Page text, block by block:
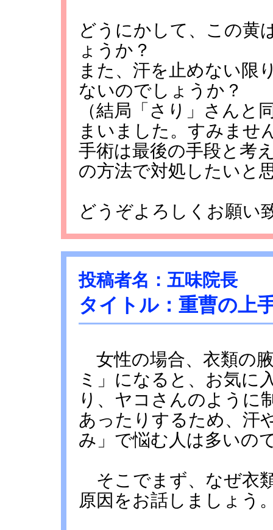
どうにかして、この黄
ょうか？
また、汗を止めない限
ないのでしょうか？
（結局「さり」さんと
まいました。すみませ
手術は最後の手段と考
の方法で対処したいと
どうぞよろしくお願い
投稿者名：五味院長
タイトル：重曹の上
女性の場合、衣類の
ミ」になると、お気に
り、ヤコさんのように
あったりするため、汗
み」で悩む人は多いの
そこでまず、なぜ衣
原因をお話しましょう